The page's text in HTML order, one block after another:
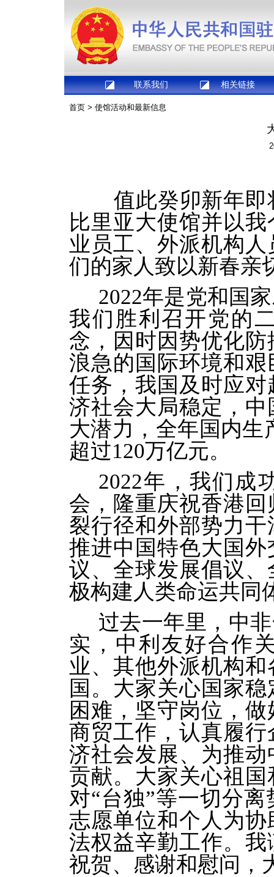
联系我们 相关链接
首页 > 使馆活动和最新信息
值此癸卯新年
比里亚大使馆并以
业员工、外派机构
们的家人致以新春亲
2022年是党和国
我们胜利召开党的
念，因时因势优化
浪急的国际环境和
任务，我国及时应
济社会大局稳定，
大潜力，全年国内生
超过120万亿元。
2022年，我们成
会，隆重庆祝香港回
裂行径和外部势力
推进中国特色大国
议、全球发展倡议
极构建人类命运共同
过去一年里，中
实，中利友好合作
业、其他外派机构
国。大家关心国家
困难，坚守岗位，
商贸工作，认真履
济社会发展、为推
贡献。大家关心祖
对“台独”等一切分
志愿单位和个人为
法权益辛勤工作。
祝贺、感谢和慰问，